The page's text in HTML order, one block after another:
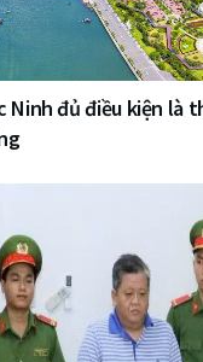
Ninh đủ điều kiện là